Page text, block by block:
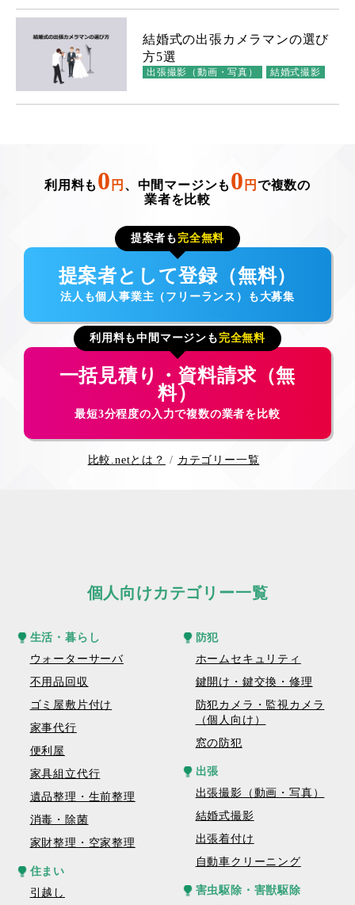
結婚式の出張カメラマンの選び
方5選
出張撮影（動画・写真） 結婚式撮影
利用料も 0 円 、中間マージンも 0 円 で複数の
業者を比較
提案者も 完全無料
提案者として登録（無料）
法人も個人事業主（フリーランス）も大募集
利用料も中間マージンも 完全無料
一括見積り・資料請求（無
料）
最短3分程度の入力で複数の業者を比較
比較.netとは？ カテゴリー一覧
個人向けカテゴリー一覧
生活・暮らし
ウォーターサーバ
不用品回収
ゴミ屋敷片付け
家事代行
便利屋
家具組立代行
遺品整理・生前整理
消毒・除菌
家財整理・空家整理
住まい
引越し
防犯
ホームセキュリティ
鍵開け・鍵交換・修理
防犯カメラ・監視カメラ
（個人向け）
窓の防犯
出張
出張撮影（動画・写真）
結婚式撮影
出張着付け
自動車クリーニング
害虫駆除・害獣駆除